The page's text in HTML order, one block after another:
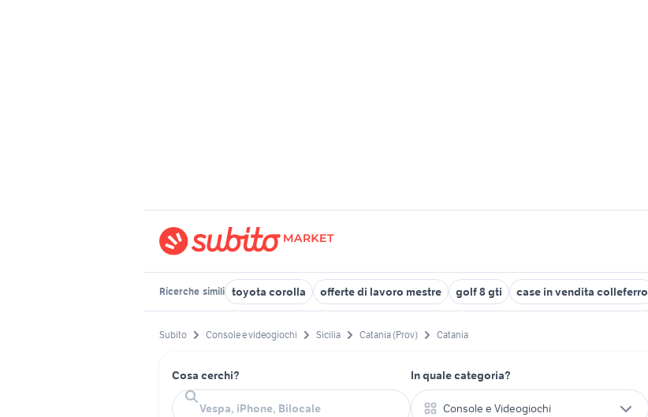
Ricerche simili toyota corolla offerte di lavoro mestre golf 8 gti case in vendita colleferro
Subito Console e videogiochi Sicilia Catania (Prov) Catania
Cosa cerchi? In quale categoria?
Console e Videogiochi